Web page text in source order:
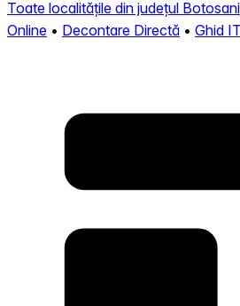
Toate localitățile din județul Botosani
Online • Decontare Directă • Ghid